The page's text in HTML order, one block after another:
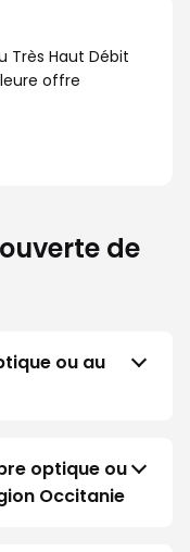
Très Haut Débit
offre
de
ou au
optique ou
Occitanie